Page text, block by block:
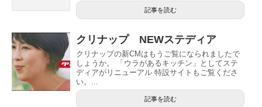
記事を読む
クリナップ NEWステディア
クリナップの新CMはもうご覧になられましたで
しょうか。 「ウラがあるキッチン」としてステ
ディアがリニューアル 特設サイトもご覧くださ
い。...
記事を読む